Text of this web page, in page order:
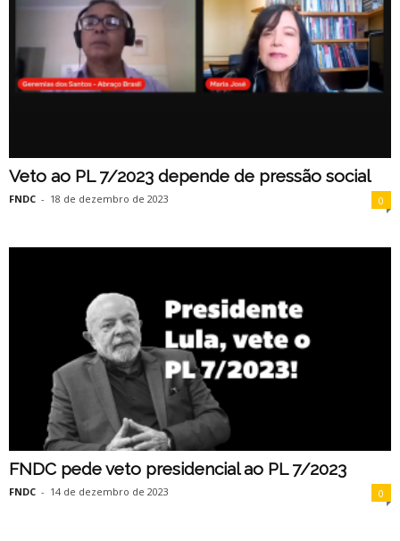
Veto ao PL 7/2023 depende de pressão social
FNDC - 18 de dezembro de 2023 0
FNDC pede veto presidencial ao PL 7/2023
FNDC - 14 de dezembro de 2023 0